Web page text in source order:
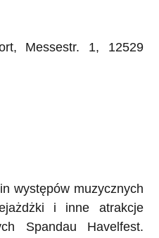
Messestr. 1, 12529
występów muzycznych
i inne atrakcje
Spandau Havelfest.